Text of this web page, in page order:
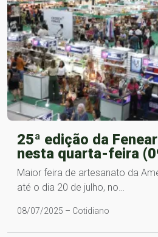
25ª edição da
nesta quarta-feira
Maior feira de artesanato da
até o dia 20 de julho, no…
08/07/2025 – Cotidiano